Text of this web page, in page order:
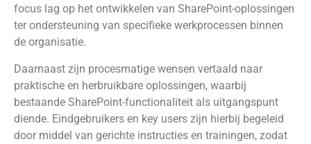
focus lag op het ontwikkelen van SharePoint-oplossingen
ter ondersteuning van specifieke werkprocessen binnen
de organisatie.
Daarnaast zijn procesmatige wensen vertaald naar
praktische en herbruikbare oplossingen, waarbij
bestaande SharePoint-functionaliteit als uitgangspunt
diende. Eindgebruikers en key users zijn hierbij begeleid
door middel van gerichte instructies en trainingen, zodat